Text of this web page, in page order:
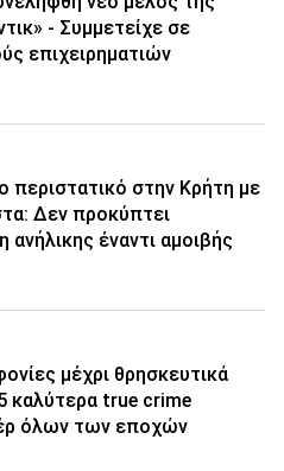
- Συμμετείχε σε
επιχειρηματιών
περιστατικό στην Κρήτη με
Δεν προκύπτει
ανήλικης έναντι αμοιβής
μέχρι θρησκευτικά
καλύτερα true crime
όλων των εποχών